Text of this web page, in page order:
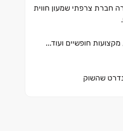
חברת צרפתי שמעון חווית
חופשיים ועוד...
שהשוק
בכל